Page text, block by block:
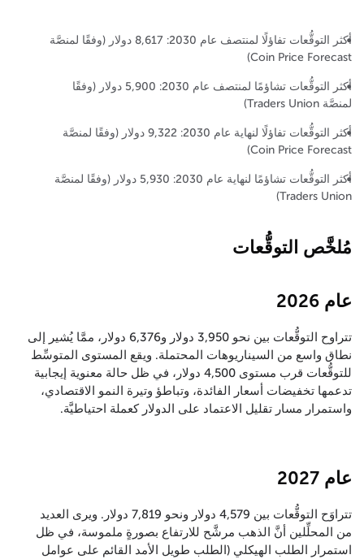
أكثر التوقُّعات تفاؤلًا لمنتصف عام 2030: 8,617 دولار (وفقًا لمنصَّة
Coin Price Forecast)
أكثر التوقُّعات تشاؤمًا لمنتصف عام 2030: 5,900 دولار (وفقًا
لمنصَّة Traders Union)
أكثر التوقُّعات تفاؤلًا لنهاية عام 2030: 9,322 دولار (وفقًا لمنصَّة
Coin Price Forecast)
أكثر التوقُّعات تشاؤمًا لنهاية عام 2030: 5,930 دولار (وفقًا لمنصَّة
Traders Union)
مُلخَّص التوقُّعات
عام 2026
تتراوح التوقُّعات بين نحو 3,950 دولار و6,376 دولار، ممَّا يُشير إلى
نطاق واسع من السيناريوهات المحتملة. ويقع المستوى المتوسِّط
للتوقُّعات قرب مستوى 4,500 دولار، في ظل حالة معنوية إيجابية
تدعمها تخفيضات أسعار الفائدة، وتباطؤ وتيرة النمو الاقتصادي،
واستمرار مسار تقليل الاعتماد على الدولار كعملة احتياطيَّة.
عام 2027
تتراوَح التوقُّعات بين 4,579 دولار ونحو 7,819 دولار. ويرى العديد
من المحلِّلين أنَّ الذهب مرشَّح للارتفاع بصورةٍ ملموسة، في ظل
استمرار الطلب الهيكلي (الطلب طويل الأمد القائم على عوامل